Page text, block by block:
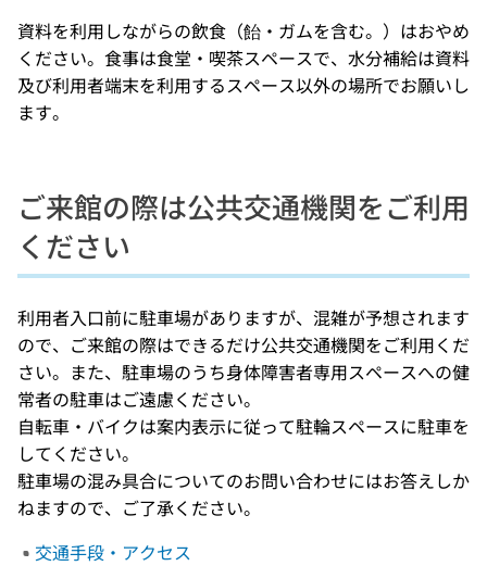
資料を利用しながらの飲食（飴・ガムを含む。）はおやめ
ください。食事は食堂・喫茶スペースで、水分補給は資料
及び利用者端末を利用するスペース以外の場所でお願いし
ます。
ご来館の際は公共交通機関をご利用
ください
利用者入口前に駐車場がありますが、混雑が予想されます
ので、ご来館の際はできるだけ公共交通機関をご利用くだ
さい。また、駐車場のうち身体障害者専用スペースへの健
常者の駐車はご遠慮ください。
自転車・バイクは案内表示に従って駐輪スペースに駐車を
してください。
駐車場の混み具合についてのお問い合わせにはお答えしか
ねますので、ご了承ください。
交通手段・アクセス